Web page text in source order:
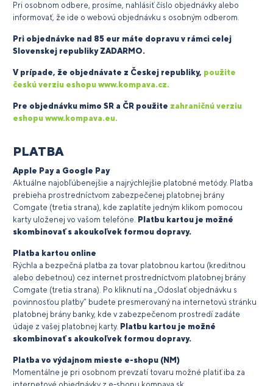
Pri osobnom odbere, prosíme, nahlásiť číslo objednávky alebo
informovať, že ide o webovú objednávku s osobným odberom.
Pri objednávke nad 85 eur máte dopravu v rámci celej
Slovenskej republiky ZADARMO.
V prípade, že objednávate z Českej republiky, použite
českú verziu eshopu www.kompava.cz.
Pre objednávku mimo SR a ČR použite zahraničnú verziu
eshopu www.kompava.eu.
PLATBA
Apple Pay a Google Pay
Aktuálne najobľúbenejšie a najrýchlejšie platobné metódy. Platba
prebieha prostredníctvom zabezpečenej platobnej brány
Comgate (tretia strana), kde zaplatíte jedným klikom pomocou
karty uloženej vo vašom telefóne. Platbu kartou je možné
skombinovať s akoukoľvek formou dopravy.
Platba kartou online
Rýchla a bezpečná platba za tovar platobnou kartou (kreditnou
alebo debetnou) cez internet prostredníctvom platobnej brány
Comgate (tretia strana). Po kliknutí na „Odoslať objednávku s
povinnosťou platby“ budete presmerovaný na internetovú stránku
platobnej brány banky, kde v zabezpečenom prostredí zadáte
údaje z vašej platobnej karty. Platbu kartou je možné
skombinovať s akoukoľvek formou dopravy.
Platba vo výdajnom mieste e-shopu (NM)
Momentálne je pri osobnom prevzatí tovaru možné platiť iba za